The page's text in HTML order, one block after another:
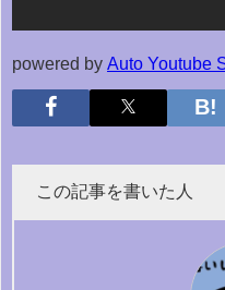
powered by Auto Youtube
この記事を書いた人